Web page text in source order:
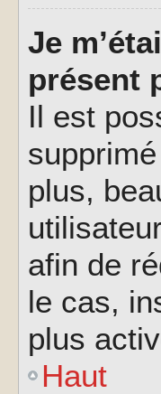
Je
présent
Il est
plus,
afin de
le cas,
plus
Haut